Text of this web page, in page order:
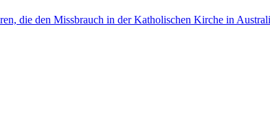
die den Missbrauch in der Katholischen Kirche in